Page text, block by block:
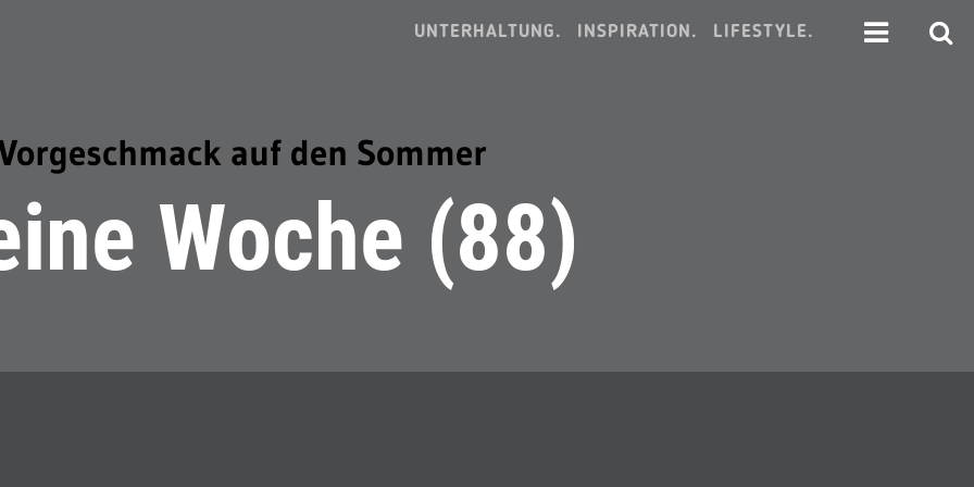
UNTERHALTUNG. INSPIRATION. LIFESTYLE.
auf den Sommer
Woche (88)